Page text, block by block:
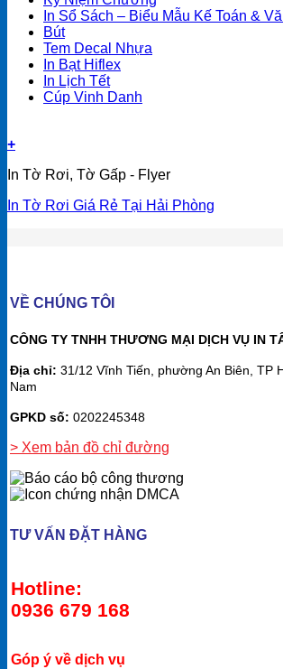
In Sổ Sách – Biểu Mẫu Kế Toán &
Bút
Tem Decal Nhựa
In Bạt Hiflex
In Lịch Tết
Cúp Vinh Danh
+
In Tờ Rơi, Tờ Gấp - Flyer
In Tờ Rơi Giá Rẻ Tại Hải Phòng
VỀ CHÚNG TÔI
CÔNG TY TNHH THƯƠNG MẠI DỊCH VỤ IN
Địa chỉ: 31/12 Vĩnh Tiến, phường An Biên, TP
Nam
GPKD số: 0202245348
> Xem bản đồ chỉ đường
TƯ VẤN ĐẶT HÀNG
Hotline:
0936 679 168
Góp ý về dịch vụ